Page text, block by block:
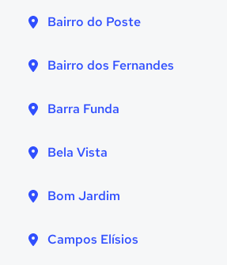
Bairro do Poste
Bairro dos Fernandes
Barra Funda
Bela Vista
Bom Jardim
Campos Elísios